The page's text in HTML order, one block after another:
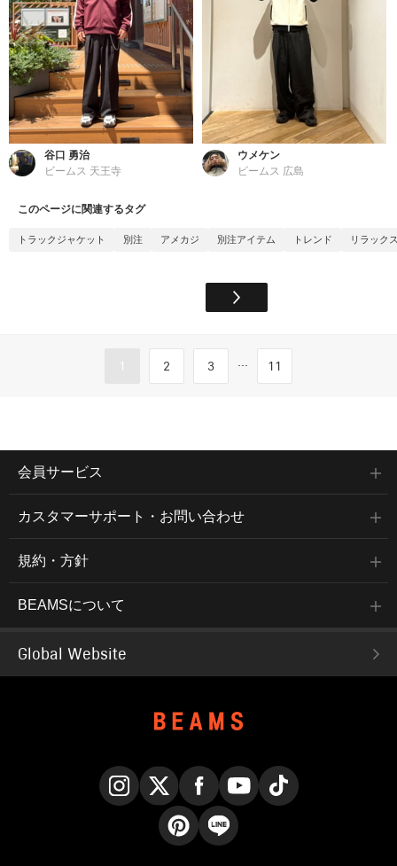
谷口 勇治
ビームス 天王寺
ウメケン
ビームス 広島
このページに関連するタグ
トラックジャケット 別注 アメカジ 別注アイテム トレンド リラック
1 2 3 ... 11
会員サービス
カスタマーサポート・お問い合わせ
規約・方針
BEAMSについて
Global Website